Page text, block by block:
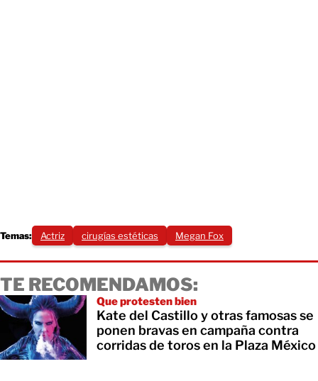
Temas: Actriz cirugías estéticas Megan Fox
TE RECOMENDAMOS:
Que protesten bien
Kate del Castillo y otras famosas se
ponen bravas en campaña contra
corridas de toros en la Plaza México